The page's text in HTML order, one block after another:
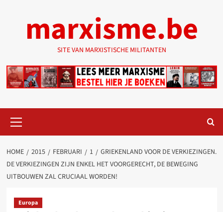
marxisme.be
SITE VAN MARXISTISCHE MILITANTEN
menu
HOME 2015 FEBRUARI 1
GRIEKENLAND VOOR DE VERKIEZINGEN.
DE VERKIEZINGEN ZIJN ENKEL HET VOORGERECHT, DE BEWEGING
UITBOUWEN ZAL CRUCIAAL WORDEN!
Europa